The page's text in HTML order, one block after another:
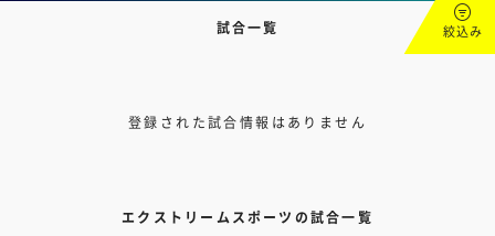
試合一覧 絞込み
登録された試合情報はありません
エクストリームスポーツの試合一覧